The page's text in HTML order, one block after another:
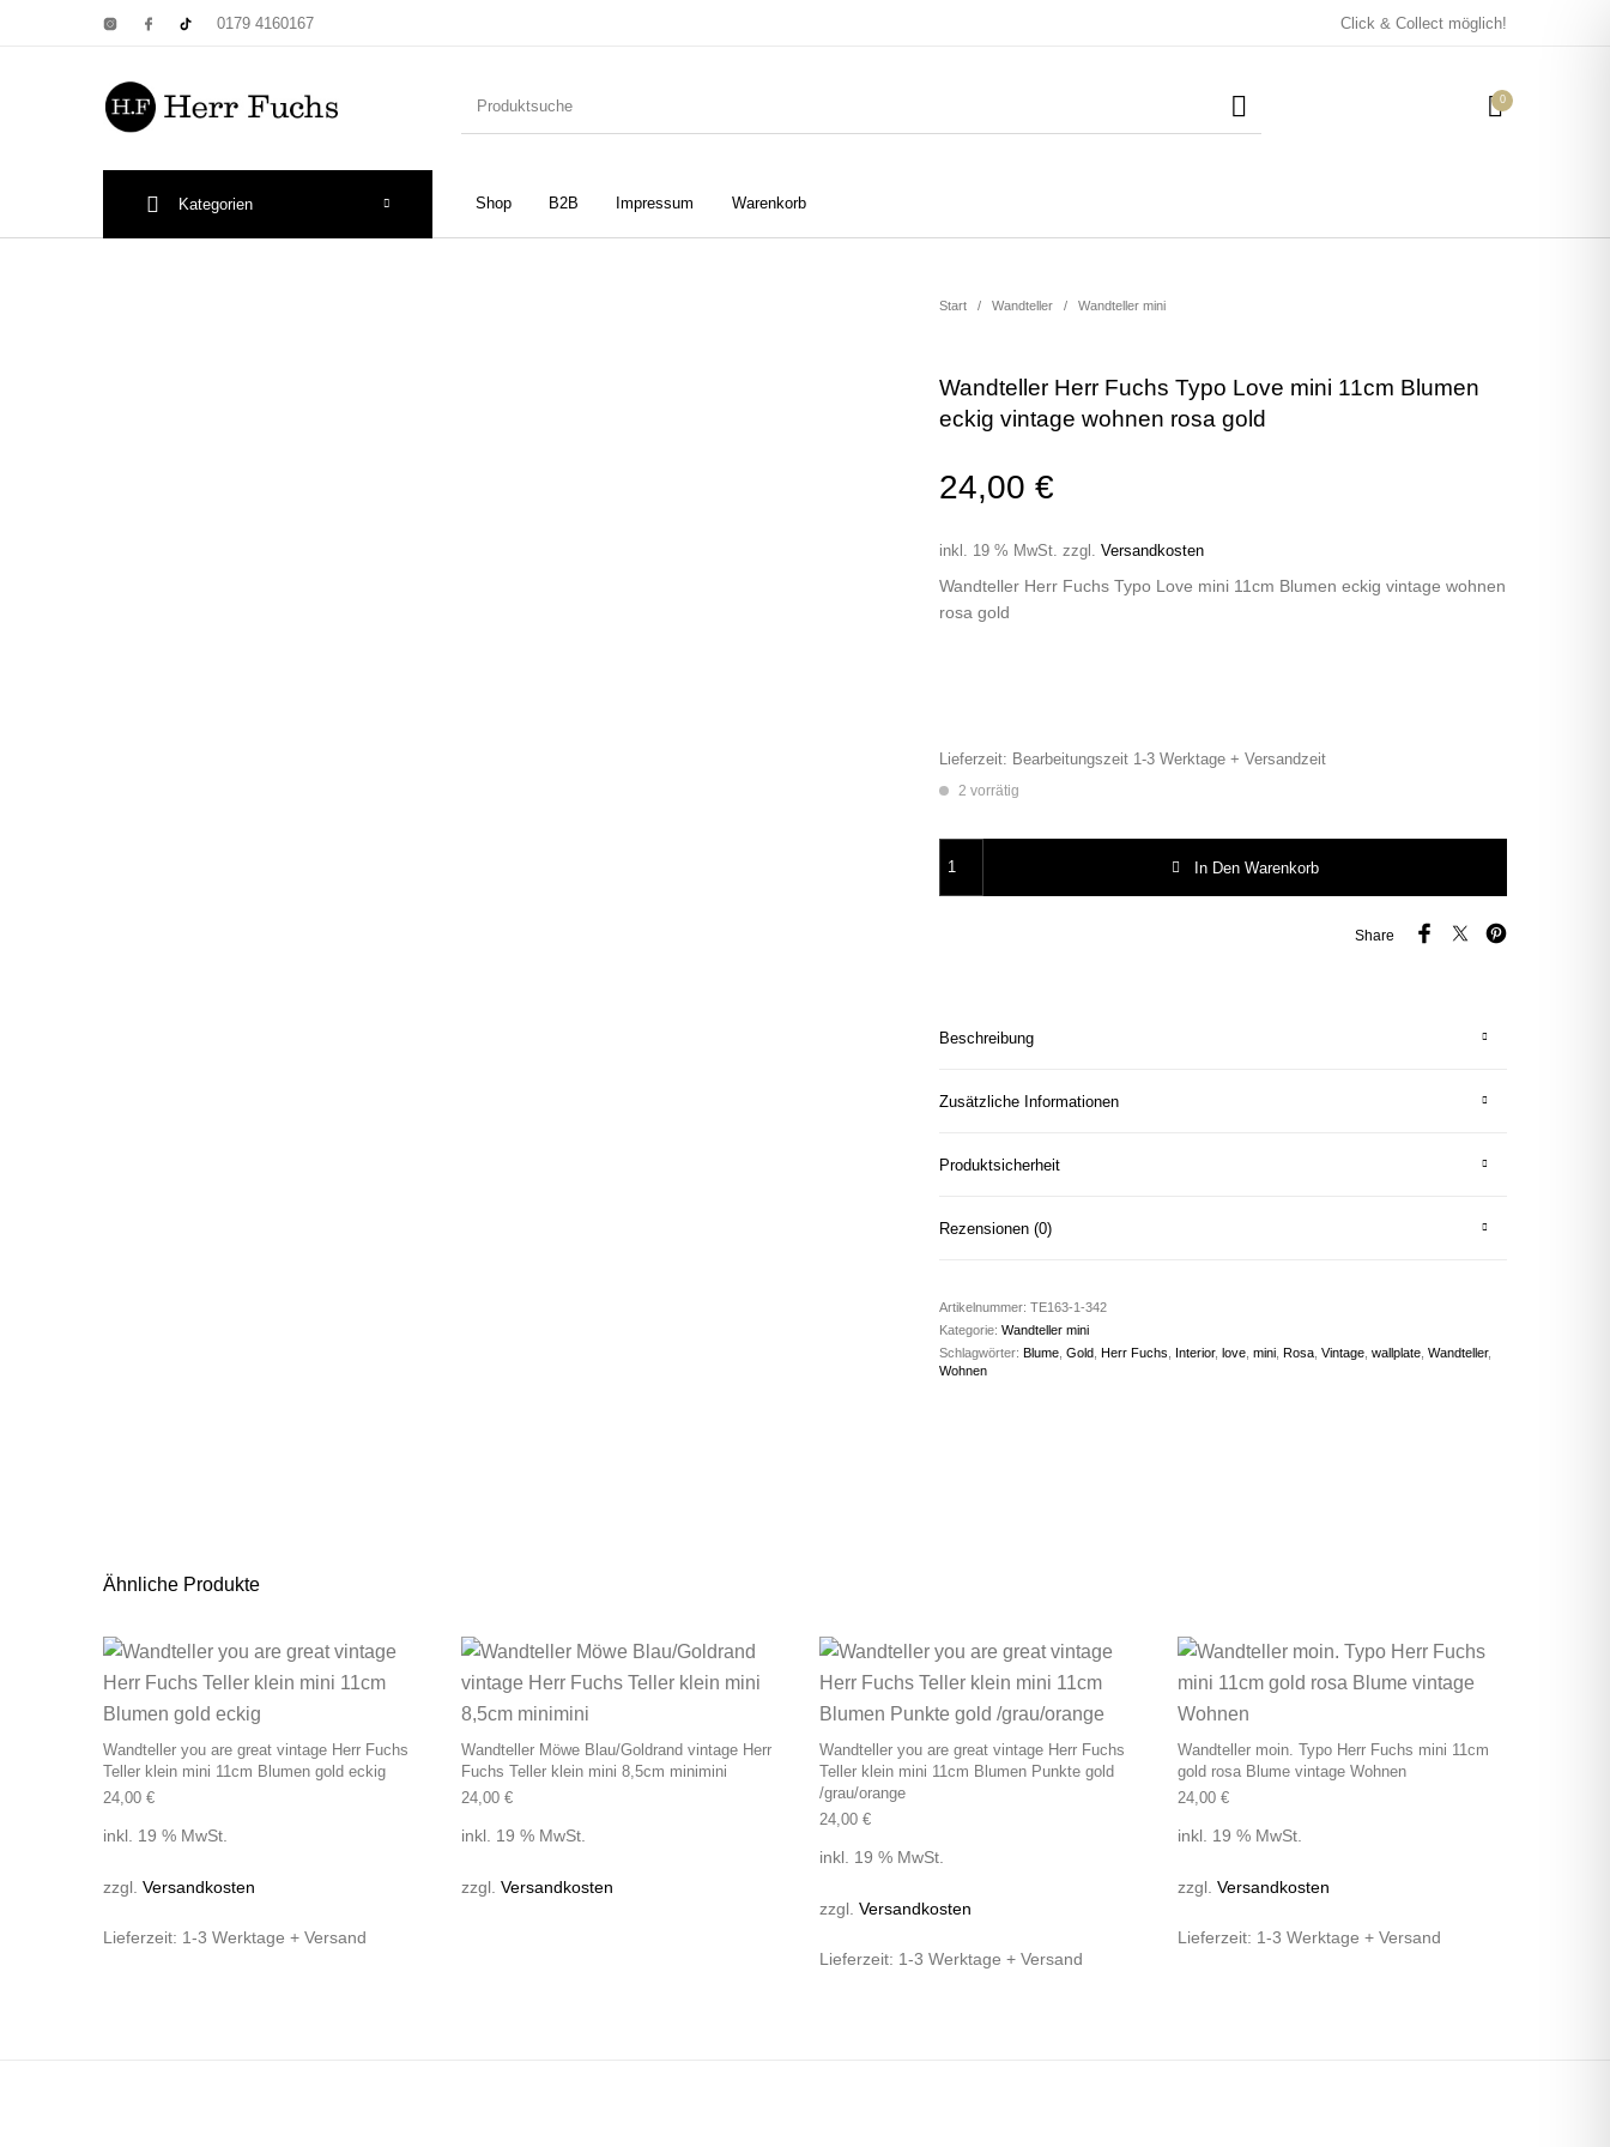
0179 4160167 Click & Collect möglich!
0
Shop B2B Impressum Warenkorb
Kategorien
Taschen/Turnbeutel Tassen
Start / Wandteller / Wandteller mini
Wandteller Herr Fuchs Typo Love mini 11cm Blumen
eckig vintage wohnen rosa gold
24,00 €
inkl. 19 % MwSt. zzgl. Versandkosten
Wandteller Herr Fuchs Typo Love mini 11cm Blumen eckig vintage wohnen
rosa gold
Lieferzeit: Bearbeitungszeit 1-3 Werktage + Versandzeit
2 vorrätig
In Den Warenkorb
Share
Beschreibung
Zusätzliche Informationen
Produktsicherheit
Rezensionen (0)
Artikelnummer: TE163-1-342
Kategorie: Wandteller mini
Schlagwörter: Blume, Gold, Herr Fuchs Interior, love, mini, Rosa, Vintage, wallplate, Wandteller,
Wohnen
Ähnliche Produkte
Wandteller you are great vintage Herr Fuchs
Teller klein mini 11cm Blumen gold eckig
24,00 €
inkl. 19 % MwSt.
zzgl. Versandkosten
Lieferzeit: 1-3 Werktage + Versand
Wandteller Möwe Blau/Goldrand vintage Herr
Fuchs Teller klein mini 8,5cm minimini
24,00 €
inkl. 19 % MwSt.
zzgl. Versandkosten
Wandteller you are great vintage Herr Fuchs
Teller klein mini 11cm Blumen Punkte gold
/grau/orange
24,00 €
inkl. 19 % MwSt.
zzgl. Versandkosten
Lieferzeit: 1-3 Werktage + Versand
Wandteller moin. Typo Herr Fuchs mini 11cm
gold rosa Blume vintage Wohnen
24,00 €
inkl. 19 % MwSt.
zzgl. Versandkosten
Lieferzeit: 1-3 Werktage + Versand